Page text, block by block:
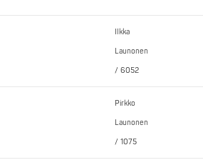
Ilkka
Launonen
/ 6052
Pirkko
Launonen
/ 1075